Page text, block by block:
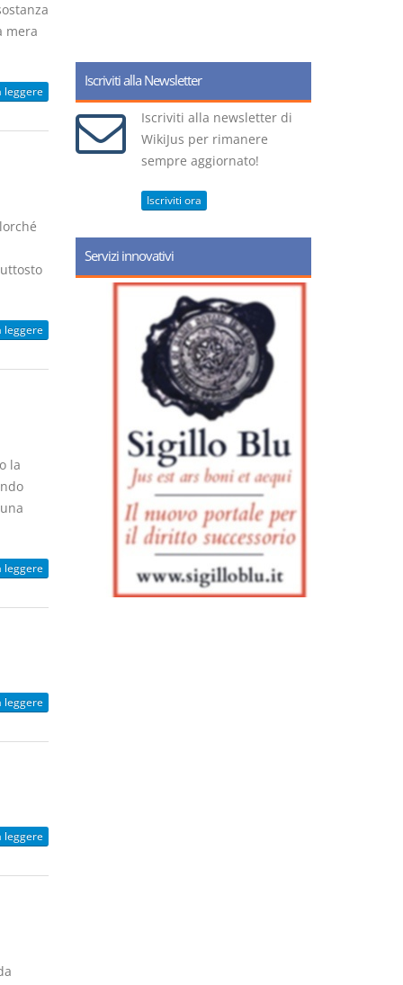
mera
leggere
leggere
la
leggere
leggere
leggere
Iscriviti alla Newsletter
Iscriviti alla newsletter di
WikiJus per rimanere
sempre aggiornato!
Iscriviti ora
Servizi innovativi